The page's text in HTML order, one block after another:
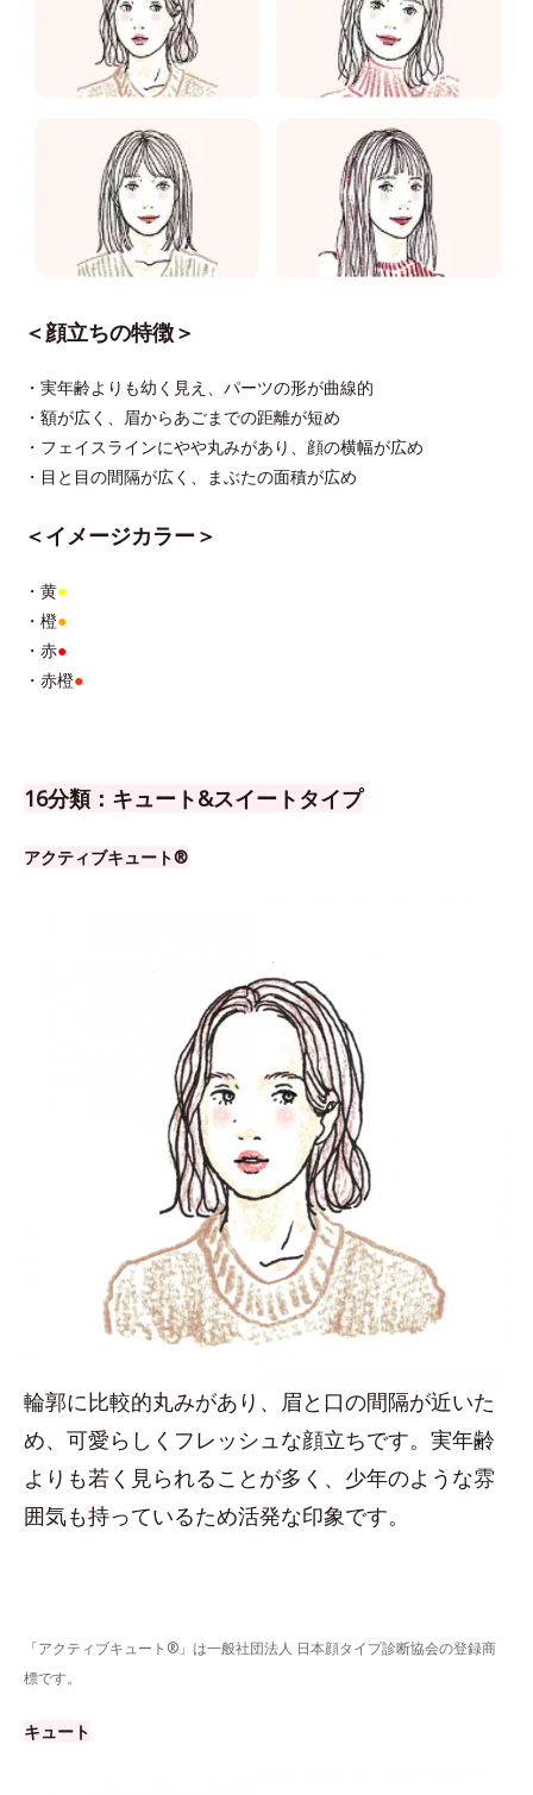
＜顔立ちの特徴＞
・実年齢よりも幼く見え、パーツの形が曲線的
・額が広く、眉からあごまでの距離が短め
・フェイスラインにやや丸みがあり、顔の横幅が広め
・目と目の間隔が広く、まぶたの面積が広め
＜イメージカラー＞
・黄●
・橙●
・赤●
・赤橙●
16分類：キュート&スイートタイプ
アクティブキュート®
輪郭に比較的丸みがあり、眉と口の間隔が近いた
め、可愛らしくフレッシュな顔立ちです。実年齢
よりも若く見られることが多く、少年のような雰
囲気も持っているため活発な印象です。
「アクティブキュート®」は一般社団法人 日本顔タイプ診断協会の登録商
標です。
キュート